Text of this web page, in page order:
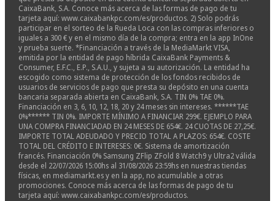
CaixaBank, S.A. Conoce más acerca de las formas de pago de tu
tarjeta aquí: www.caixabankpc.com/es/productos. 2) Solo podrás
participar en el sorteo de la Rueda Loca con las compras inferiores o
iguales a 300 € y en el mismo día de la compra; entra en la app InOne
y prueba suerte. *Financiación a través de la MediaMarkt VISA,
emitida por la entidad de pago híbrida CaixaBank Payments &
Consumer, E.F.C., E.P., S.A.U., y sujeta a su autorización. La entidad ha
escogido como sistema de protección de los fondos recibidos de
usuarios de servicios de pago que presta su depósito en una cuenta
bancaria separada abierta en CaixaBank, S.A. TIN 0% TAE 0%.
Financiación en 3, 6, 10, 12, 18, 20 y 24 meses sin intereses. ******TAE
0%****** TIN 0%. IMPORTE MÍNIMO A FINANCIAR 299€. EJEMPLO PARA
UNA COMPRA FINANCIADAD EN 24 MESES DE 654€. 24 CUOTAS DE 27,25€.
IMPORTE TOTAL ADEUDADO Y PRECIO TOTAL A PLAZOS: 654€. COSTE
TOTAL DEL CRÉDITO E INTERESES: 0€. Sistema de amortización
francés. Financiación 0% Samsung ZFlip ZFold 8 Watch9 y Ultra2 válida
desde el 22/07/2026 15:00hs al 31/08/2026 23:59hs en nuestras tiendas
físicas, en mediamarkt.es y en la app, no acumulable a otras
promociones. Conoce más acerca de las formas de pago de tu
tarjeta aquí: www.caixabankpc.com/es/productos.